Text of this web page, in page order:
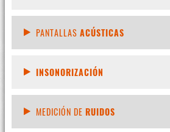
PANTALLAS ACÚSTICAS
INSONORIZACIÓN
MEDICIÓN DE RUIDOS